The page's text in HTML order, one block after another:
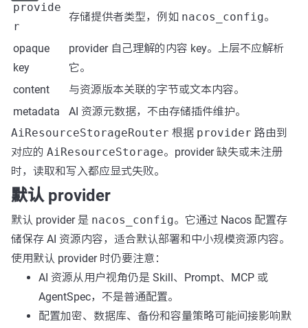
provide
r
存储提供者类型，例如 nacos_config。
opaque
key
provider 自己理解的内容 key。上层不应解析
它。
content
与资源版本关联的字节或文本内容。
metadata
AI 资源元数据，不由存储插件维护。
AiResourceStorageRouter 根据 provider 路由到
对应的 AiResourceStorage。provider 缺失或未注册
时，读取和写入都应显式失败。
默认 provider
默认 provider 是 nacos_config。它通过 Nacos 配置存
储保存 AI 资源内容，适合默认部署和中小规模资源内容。
使用默认 provider 时仍要注意：
AI 资源从用户视角仍是 Skill、Prompt、MCP 或
AgentSpec，不是普通配置。
配置加密、数据库、备份和容量策略可能间接影响默